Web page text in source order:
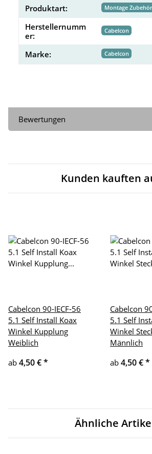
Produktart: Montage Zubehör
Herstellernumm
er:
Cabelcon
Marke: Cabelcon
Bewertungen
Kunden kauften
Cabelcon 90-IECF-56
5.1 Self Install Koax
Winkel Kupplung
Weiblich
ab 4,50 €*
Cabelcon
5.1 Self
Winkel
Männlich
ab 4,50 €*
Ähnliche